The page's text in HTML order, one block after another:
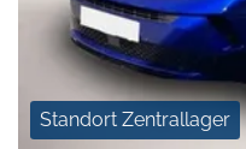
Standort Zentrallager